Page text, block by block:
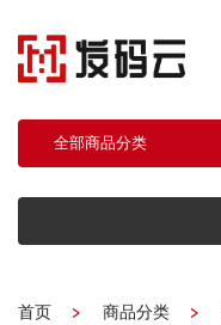
全部商品分类
首页 商品分类